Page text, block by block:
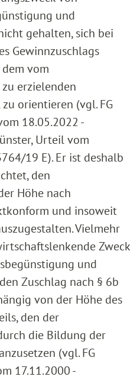
und
gehalten, sich bei
Gewinnzuschlags
vom
erzielenden
orientieren (vgl. FG
18.05.2022 -
Urteil vom
19 E). Er ist deshalb
den
Höhe nach
und insoweit
Vielmehr
Zweck
und
Zuschlag nach § 6b
von der Höhe des
den der
die Bildung der
(vgl. FG
17.11.2000 -